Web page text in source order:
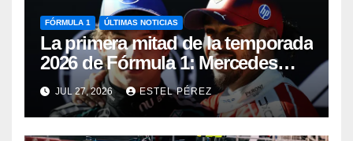
FÓRMULA 1 ÚLTIMAS NOTICIAS
La primera mitad de la temporada
2026 de Fórmula 1: Mercedes
manda, Antonelli sorprende y
Aston Martin busca reaccionar
JUL 27, 2026 ESTEL PÉREZ